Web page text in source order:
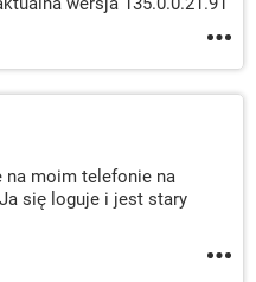
na moim telefonie na
się loguje i jest stary